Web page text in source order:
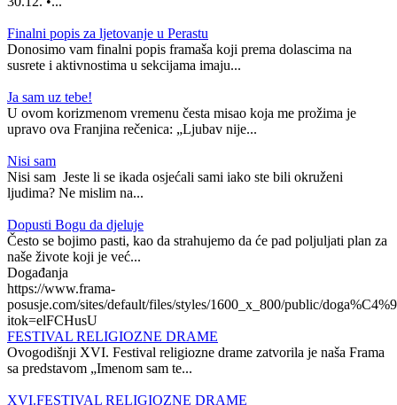
Finalni popis za ljetovanje u Perastu
Donosimo vam finalni popis framaša koji prema dolascima na
susrete i aktivnostima u sekcijama imaju...
Ja sam uz tebe!
U ovom korizmenom vremenu česta misao koja me prožima je
upravo ova Franjina rečenica: „Ljubav nije...
Nisi sam
Nisi sam Jeste li se ikada osjećali sami iako ste bili okruženi
ljudima? Ne mislim na...
Dopusti Bogu da djeluje
Često se bojimo pasti, kao da strahujemo da će pad poljuljati plan za
naše živote koji je već...
Događanja
https://www.frama-
posusje.com/sites/default/files/styles/1600_x_800/public/
itok=elFCHusU
FESTIVAL RELIGIOZNE DRAME
Ovogodišnji XVI. Festival religiozne drame zatvorila je naša Frama
sa predstavom „Imenom sam te...
XVI.FESTIVAL RELIGIOZNE DRAME